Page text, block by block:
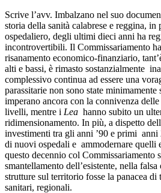
Scrive l’avv. Imbalzano nel suo
storia della sanità calabrese e reggina, in
ospedaliero, degli ultimi dieci anni ha
incontrovertibili. Il Commissariamento
risanamento economico-finanziario,
alti e bassi, è rimasto sostanzialmente
complessivo continua ad essere una
parassitarie non sono state
imperano ancora con la connivenza
livelli, mentre i Lea hanno subito un
ridimensionamento. In più, a dispetto
investimenti tra gli anni ’90 e primi
di nuovi ospedali e ammodernare quelli
questo decennio col Commissariamento
smantellamento dell’esistente, nella
strutture sul territorio fosse la panacea
sanitari, regionali.